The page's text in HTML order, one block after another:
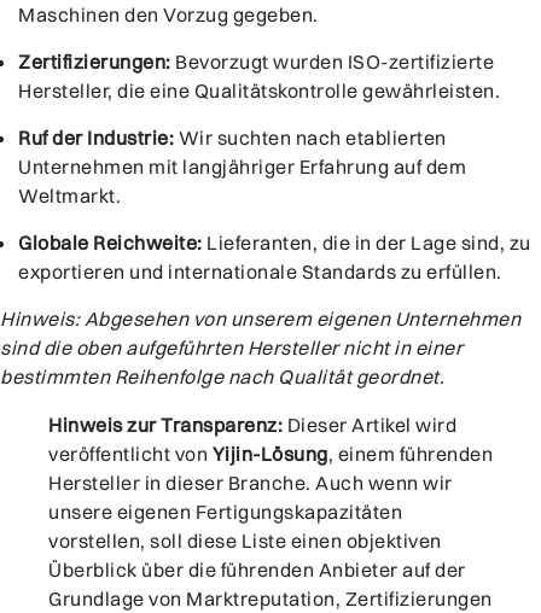
Maschinen den Vorzug gegeben.
Zertifizierungen: Bevorzugt wurden ISO-zertifizierte
Hersteller, die eine Qualitätskontrolle gewährleisten.
Ruf der Industrie: Wir suchten nach etablierten
Unternehmen mit langjähriger Erfahrung auf dem
Weltmarkt.
Globale Reichweite: Lieferanten, die in der Lage sind, zu
exportieren und internationale Standards zu erfüllen.
Hinweis: Abgesehen von unserem eigenen Unternehmen
sind die oben aufgeführten Hersteller nicht in einer
bestimmten Reihenfolge nach Qualität geordnet.
Hinweis zur Transparenz: Dieser Artikel wird
veröffentlicht von Yijin-Lösung, einem führenden
Hersteller in dieser Branche. Auch wenn wir
unsere eigenen Fertigungskapazitäten
vorstellen, soll diese Liste einen objektiven
Überblick über die führenden Anbieter auf der
Grundlage von Marktreputation, Zertifizierungen